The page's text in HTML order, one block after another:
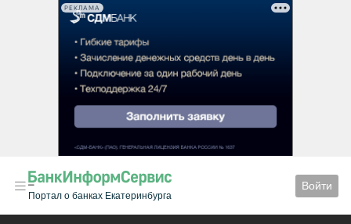
РЕКЛАМА
Портал о банках Екатеринбурга
Войти